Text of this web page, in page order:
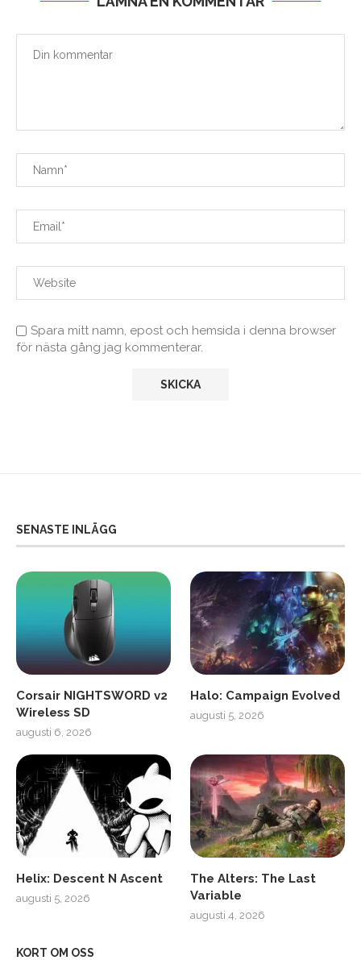
Spara mitt namn, epost och hemsida i denna browser
för nästa gång jag kommenterar.
SENASTE INLÄGG
Corsair NIGHTSWORD v2
Wireless SD
augusti 6, 2026
Halo: Campaign Evolved
augusti 5, 2026
Helix: Descent N Ascent
augusti 5, 2026
The Alters: The Last
Variable
augusti 4, 2026
KORT OM OSS